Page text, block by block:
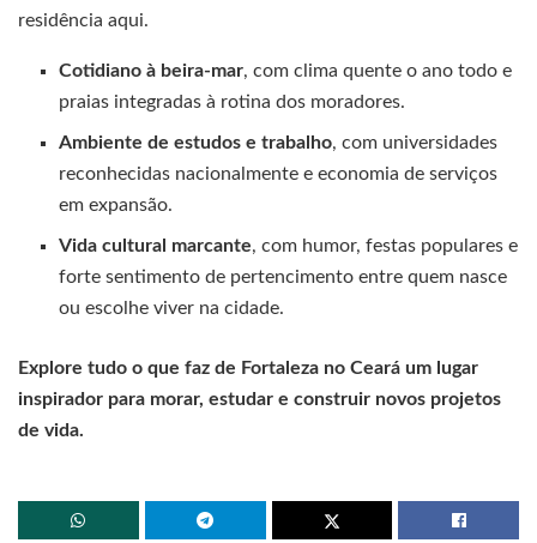
residência aqui.
Cotidiano à beira-mar, com clima quente o ano todo e
praias integradas à rotina dos moradores.
Ambiente de estudos e trabalho, com universidades
reconhecidas nacionalmente e economia de serviços
em expansão.
Vida cultural marcante, com humor, festas populares e
forte sentimento de pertencimento entre quem nasce
ou escolhe viver na cidade.
Explore tudo o que faz de Fortaleza no Ceará um lugar
inspirador para morar, estudar e construir novos projetos
de vida.